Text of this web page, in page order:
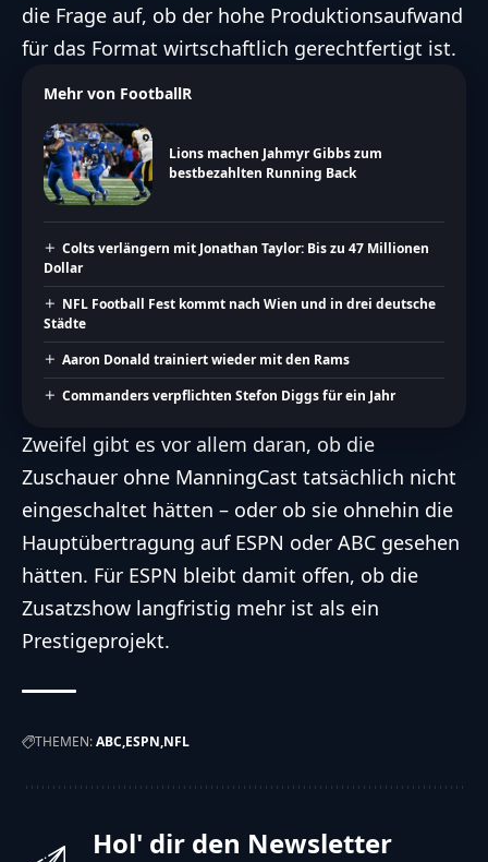
die Frage auf, ob der hohe Produktionsaufwand
für das Format wirtschaftlich gerechtfertigt ist.
Mehr von FootballR
Lions machen Jahmyr Gibbs zum
bestbezahlten Running Back
Colts verlängern mit Jonathan Taylor: Bis zu 47 Millionen
Dollar
NFL Football Fest kommt nach Wien und in drei deutsche
Städte
Aaron Donald trainiert wieder mit den Rams
Commanders verpflichten Stefon Diggs für ein Jahr
Zweifel gibt es vor allem daran, ob die
Zuschauer ohne ManningCast tatsächlich nicht
eingeschaltet hätten – oder ob sie ohnehin die
Hauptübertragung auf ESPN oder ABC gesehen
hätten. Für ESPN bleibt damit offen, ob die
Zusatzshow langfristig mehr ist als ein
Prestigeprojekt.
THEMEN:ABC ESPN NFL
Hol' dir den Newsletter